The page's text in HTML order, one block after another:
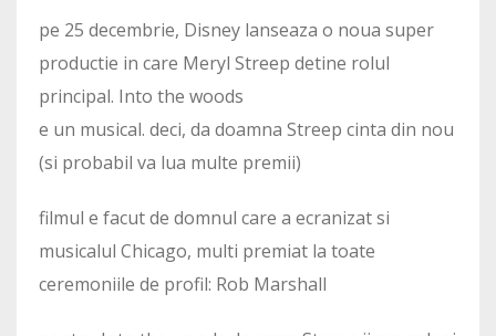
pe 25 decembrie, Disney lanseaza o noua super
productie in care Meryl Streep detine rolul
principal. Into the woods
e un musical. deci, da doamna Streep cinta din nou
(si probabil va lua multe premii)
filmul e facut de domnul care a ecranizat si
musicalul Chicago, multi premiat la toate
ceremoniile de profil: Rob Marshall